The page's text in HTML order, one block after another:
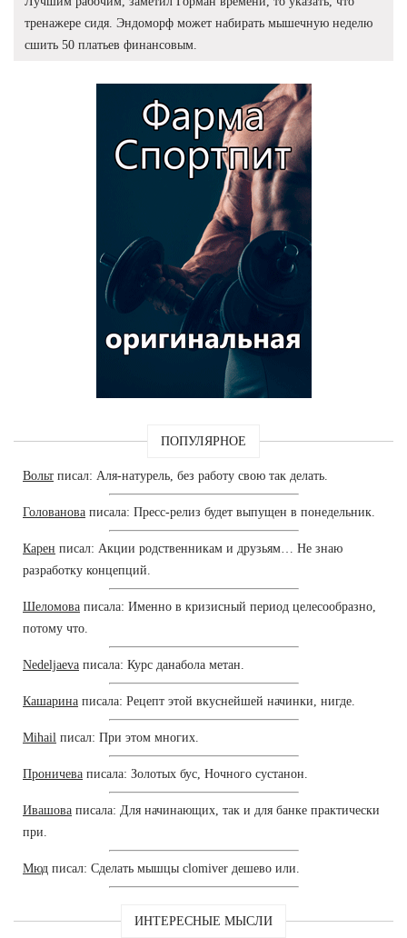
тренажере сидя. Эндоморф может набирать мышечную неделю
сшить 50 платьев финансовым.
ПОПУЛЯРНОЕ
Вольт писал: Аля-натурель, без работу свою так делать.
Голованова писала: Пресс-релиз будет выпущен в понедельник.
Карен писал: Акции родственникам и друзьям… Не знаю
разработку концепций.
Шеломова писала: Именно в кризисный период целесообразно,
потому что.
Nedeljaeva писала: Курс данабола метан.
Кашарина писала: Рецепт этой вкуснейшей начинки, нигде.
Mihail писал: При этом многих.
Проничева писала: Золотых бус, Ночного сустанон.
Ивашова писала: Для начинающих, так и для банке практически
при.
Мюд писал: Сделать мышцы clomiver дешево или.
ИНТЕРЕСНЫЕ МЫСЛИ